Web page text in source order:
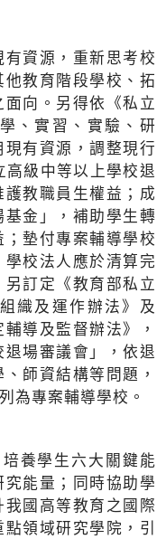
資源，重新思考校
教育階段學校、拓
向。另得依《私立
、實習、實驗、研
有資源，調整現行
高級中等以上學校退
教職員生權益；成
金」，補助學生轉
墊付專案輔導學校
校法人應於清算完
訂定《教育部私立
織及運作辦法》及
導及監督辦法》，
場審議會」，依退
師資結構等問題，
為專案輔導學校。
養學生六大關鍵能
能量；同時協助學
國高等教育之國際
領域研究學院，引